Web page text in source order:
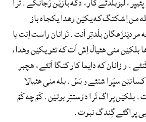
من اِشکتگ که یکێن وهدا یکجاه باز
بلَدتِر اَنت. نَزانان راست اِنت یا
بلکێن منی هئیال اِش اَت که تئو یکێن وهدا،
و زانان که دایما کار کنگا اَتئے، هچبر
سپَرا شتئے و بَسّ. بله منی هئیالا
بلکێن پراگ تَرا دۆستتِر بوتێن. کَمّ چه کَمّ
پراگئے گِندگ نبوت.